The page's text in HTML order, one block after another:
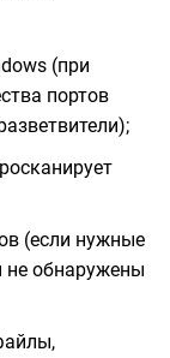
(при
портов
(если нужные
не обнаружены